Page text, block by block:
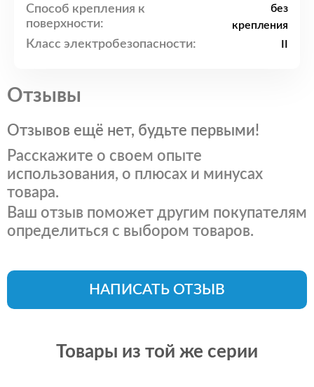
Способ крепления к
поверхности:
без
крепления
Класс электробезопасности:
Отзывы
Отзывов ещё нет, будьте первыми!
Расскажите о своем опыте
использования, о плюсах и минусах
товара.
Ваш отзыв поможет другим покупателям
определиться с выбором товаров.
НАПИСАТЬ ОТЗЫВ
Товары из той же серии